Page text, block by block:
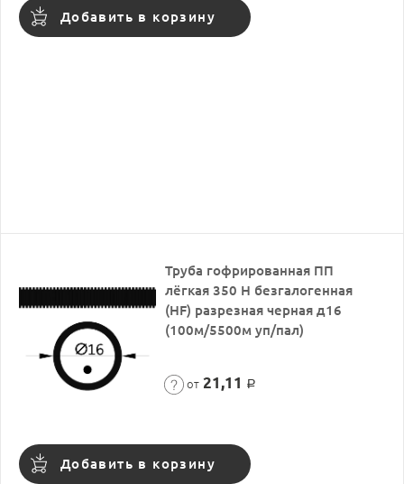
Добавить в корзину
Труба гофрированная ПП
лёгкая 350 Н безгалогенная
(HF) разрезная черная д16
(100м/5500м уп/пал)
от 21,11 Р
Добавить в корзину